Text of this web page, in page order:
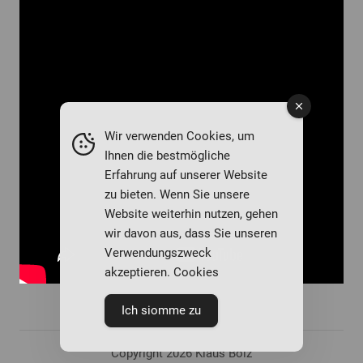
Copyright 2026 Klaus Bolz
Wir verwenden Cookies, um
Ihnen die bestmögliche
Erfahrung auf unserer Website
zu bieten. Wenn Sie unsere
Website weiterhin nutzen, gehen
wir davon aus, dass Sie unseren
Verwendungszweck
akzeptieren. Cookies
Ich siomme zu